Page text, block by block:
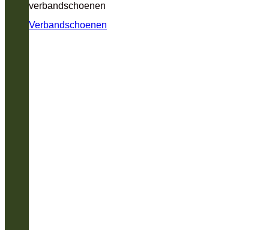
verbandschoenen
Verbandschoenen